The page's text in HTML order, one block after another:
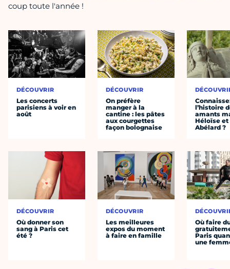
coup toute l'année !
DÉCOUVRIR
Les concerts
parisiens à voir en
août
DÉCOUVRIR
Où donner son
sang à Paris cet
été ?
DÉCOUVRIR
On préfère
manger à la
cantine : les pâtes
aux courgettes
façon bolognaise
DÉCOUVRIR
Les meilleures
expos du moment
à faire en famille
l’histoire
amants
Héloïse et
Abélard ?
Où faire
Paris
une